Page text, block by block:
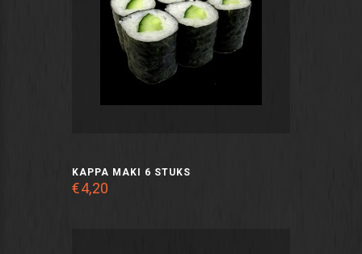
KAPPA MAKI 6 STUKS
€4,20